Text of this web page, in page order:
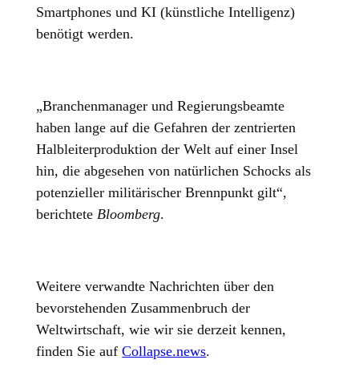
Smartphones und KI (künstliche Intelligenz)
benötigt werden.
„Branchenmanager und Regierungsbeamte
haben lange auf die Gefahren der zentrierten
Halbleiterproduktion der Welt auf einer Insel
hin, die abgesehen von natürlichen Schocks als
potenzieller militärischer Brennpunkt gilt“,
berichteteBloomberg.
Weitere verwandte Nachrichten über den
bevorstehenden Zusammenbruch der
Weltwirtschaft, wie wir sie derzeit kennen,
finden Sie aufCollapse.news.